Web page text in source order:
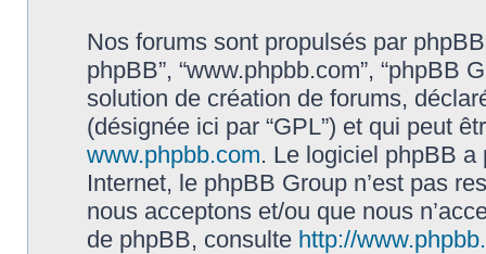
Nos forums sont propulsés par phpBB
phpBB”, “www.phpbb.com”, “phpBB
solution de création de forums,
(désignée ici par “GPL”) et qui peut
www.phpbb.com. Le logiciel phpBB
Internet, le phpBB Group n’est pas
nous acceptons et/ou que nous
de phpBB, consulte http://